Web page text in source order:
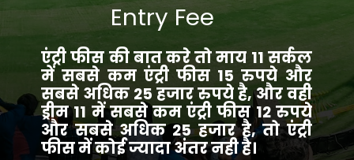
एंट्री फीस की बात करे तो माय 11 सर्कल
में सबसे कम एंट्री फीस 15 रुपये और
सबसे अधिक 25 हजार रुपये है, और वही
ड्रीम 11 में सबसे कम एंट्री फीस 12 रुपये
और सबसे अधिक 25 हजार है, तो एंट्री
फीस में कोई ज्यादा अंतर नही है।
Entry Fee